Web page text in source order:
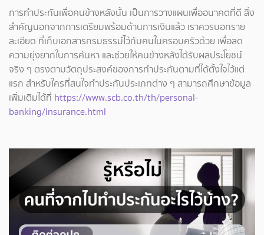
การทำประกันเพื่อคนข้างหลังนั้น เป็นการวางแผนเพื่ออนาคตที่ดี สิ่ง
สำคัญนอกจากการเตรียมพร้อมด้านการเงินแล้ว เราควรบอกราย
ละเอียด ที่เก็บเอกสารกรมธรรม์ไว้กับคนในครอบครัวด้วย เพื่อลด
ความยุ่งยากในการค้นหา และช่วยให้คนข้างหลังได้รับผลประโยชน์
จริง ๆ ตรงตามวัตถุประสงค์ของการทำประกันตามที่ได้ตั้งใจไว้แต่
แรก สำหรับใครที่สนใจทำประกันประเภทต่าง ๆ สามารถศึกษาข้อมูล
เพิ่มเติมได้ที่ https://www.scb.co.th/th/personal-
banking/insurance.html